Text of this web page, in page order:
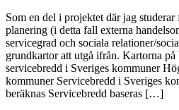
Som en del i projektet där jag
planering (i detta fall externa
servicegrad och sociala relationer/
grundkartor att utgå ifrån. Kartorna
servicebredd i Sveriges kommuner
kommuner Servicebredd i Sveriges
beräknas Servicebredd baseras […]